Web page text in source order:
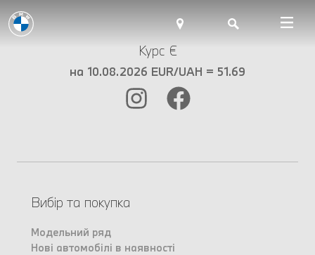
Курс €
на 10.08.2026 EUR/UAH = 51.69
Вибір та покупка
Модельний ряд
Нові автомобілі в наявності